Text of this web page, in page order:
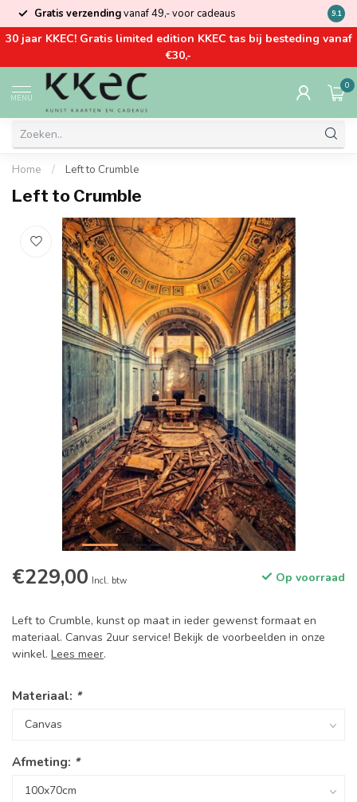
Gratis verzendingvanaf 49,- voor cadeaus Kom
9.1
30 jaar KKEC! Gratis limited edition KKEC tas bij besteding vanaf
€30,-
MENU
0
Home / Left to Crumble
Left to Crumble
€229,00 Incl. btw Op voorraad
Left to Crumble, kunst op maat in ieder gewenst formaat en
materiaal. Canvas 2uur service! Bekijk de voorbeelden in onze
winkel. Lees meer.
Materiaal: *
Afmeting: *